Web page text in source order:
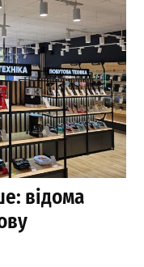
відома